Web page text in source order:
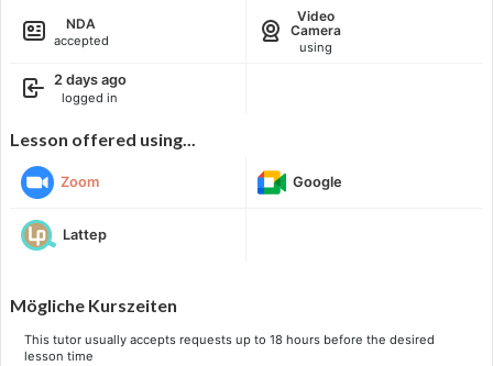
NDA
accepted
Video
Camera
using
2 days ago
logged in
Lesson offered using...
Zoom Google
Lattep
Mögliche Kurszeiten
This tutor usually accepts requests up to 18 hours before the desired
lesson time